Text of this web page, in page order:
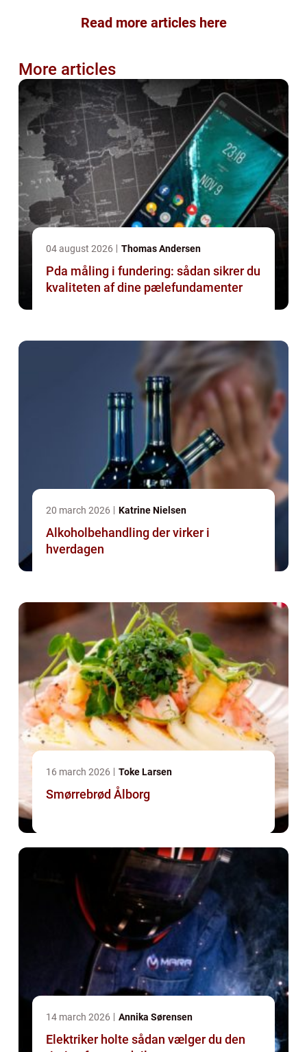
Read more articles here
More articles
04 august 2026 Thomas Andersen
Pda måling i fundering: sådan sikrer du
kvaliteten af dine pælefundamenter
20 march 2026 Katrine Nielsen
Alkoholbehandling der virker i
hverdagen
16 march 2026 Toke Larsen
Smørrebrød Ålborg
14 march 2026 Annika Sørensen
Elektriker holte sådan vælger du den